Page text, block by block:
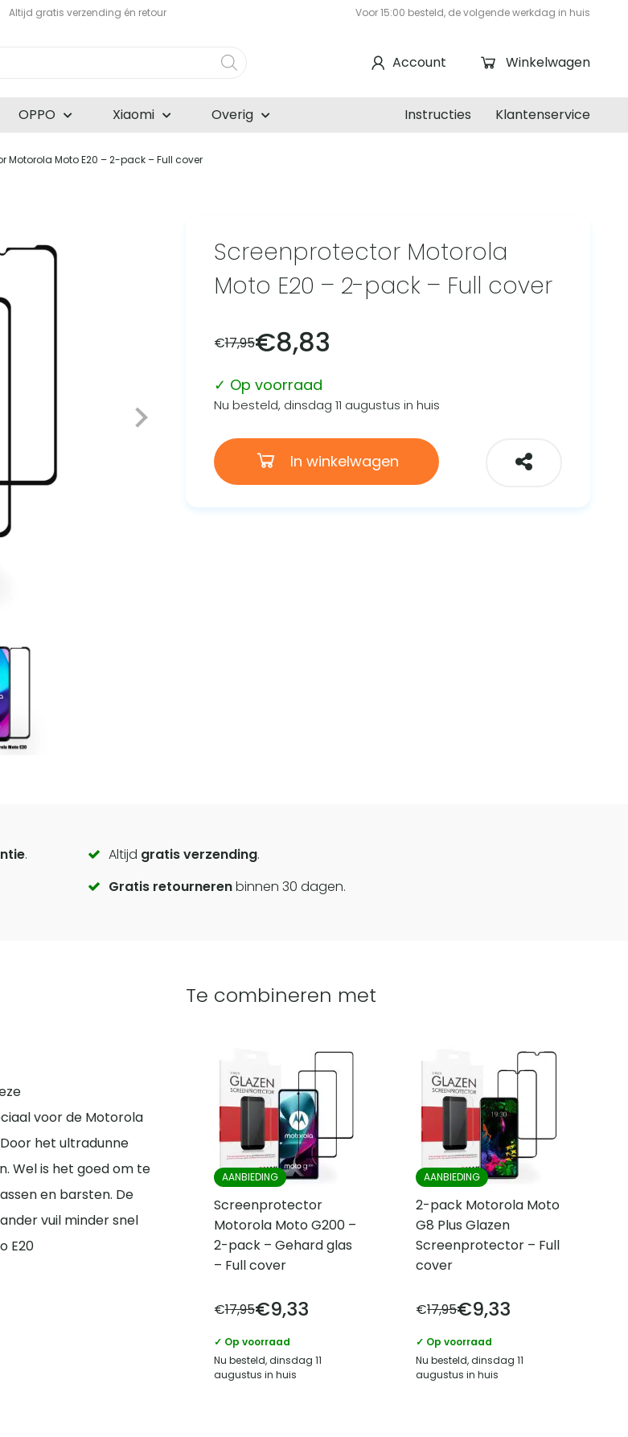
Altijd gratis verzending én retour Voor 15:00 besteld, de volgende werkdag in huis
Winkelwagen
Account
OPPO Xiaomi Overig Klantenservice
Instructies
Motorola Moto E20 – 2-pack – Full cover
Screenprotector Motorola
Moto E20 – 2-pack – Full cover
€17,95€8,83
✓ Op voorraad
Nu besteld, dinsdag 11 augustus in huis
In winkelwagen
. Altijd gratis verzending.
Gratis retournerenbinnen 30 dagen.
voor de Motorola
het ultradunne
Wel is het goed om te
en barsten. De
vuil minder snel
E20
Te combineren met
AANBIEDING
Screenprotector
Motorola Moto G200 –
2-pack – Gehard glas
– Full cover
€17,95€9,33
✓ Op voorraad
Nu besteld, dinsdag 11
augustus in huis
AANBIEDING
2-pack Motorola Moto
G8 Plus Glazen
Screenprotector – Full
cover
€17,95€9,33
✓ Op voorraad
Nu besteld, dinsdag 11
augustus in huis